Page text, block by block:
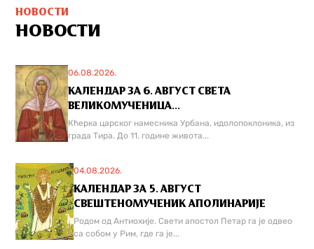
НОВОСТИ
НОВОСТИ
06.08.2026.
КАЛЕНДАР ЗА 6. АВГУСТ СВЕТА
ВЕЛИКОМУЧЕНИЦА...
Кћерка царског намесника Урбана, идолопоклоника, из
града Тира. До 11. године живота...
04.08.2026.
КАЛЕНДАР ЗА 5. АВГУСТ
СВЕШТЕНОМУЧЕНИК АПОЛИНАРИЈЕ
Родом од Антиохије. Свети апостол Петар га је одвео
са собом у Рим, где га је...